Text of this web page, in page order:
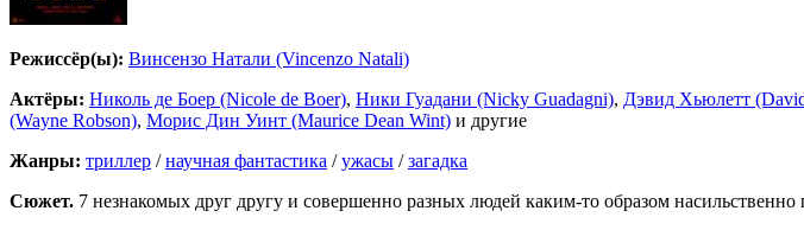
Режиссёр(ы): Винсензо Натали (Vincenzo Natali)
Актёры: Николь де Боер (Nicole de Boer), Ники Гуадани (Nicky Guadagni), Дэвид Хьюлетт
(Wayne Robson), Морис Дин Уинт (Maurice Dean Wint) и другие
Жанры: триллер /научная фантастика /ужасы /загадка
Сюжет. 7 незнакомых друг другу и совершенно разных людей каким-то образом